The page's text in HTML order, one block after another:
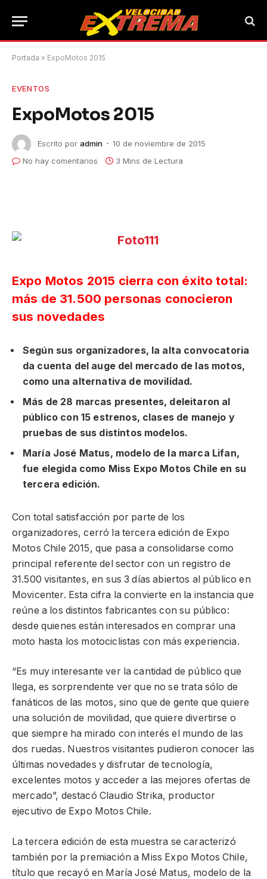
Portada » ExpoMotos 2015
EVENTOS
ExpoMotos 2015
Escrito por admin
10 de noviembre de 2015
No hay comentarios
3 Mins de Lectura
Expo Motos 2015 cierra con éxito total:
más de 31.500 personas conocieron
sus novedades
Según sus organizadores, la alta convocatoria
da cuenta del auge del mercado de las motos,
como una alternativa de movilidad.
Más de 28 marcas presentes, deleitaron al
público con 15 estrenos, clases de manejo y
pruebas de sus distintos modelos.
María José Matus, modelo de la marca Lifan,
fue elegida como Miss Expo Motos Chile en su
tercera edición.
Con total satisfacción por parte de los
organizadores, cerró la tercera edición de Expo
Motos Chile 2015, que pasa a consolidarse como
principal referente del sector con un registro de
31.500 visitantes, en sus 3 días abiertos al público en
Movicenter. Esta cifra la convierte en la instancia que
reúne a los distintos fabricantes con su público:
desde quienes están interesados en comprar una
moto hasta los motociclistas con más experiencia.
“Es muy interesante ver la cantidad de público que
llega, es sorprendente ver que no se trata sólo de
fanáticos de las motos, sino que de gente que quiere
una solución de movilidad, que quiere divertirse o
que siempre ha mirado con interés el mundo de las
dos ruedas. Nuestros visitantes pudieron conocer las
últimas novedades y disfrutar de tecnología,
excelentes motos y acceder a las mejores ofertas de
mercado”, destacó Claudio Strika, productor
ejecutivo de Expo Motos Chile.
La tercera edición de esta muestra se caracterizó
también por la premiación a Miss Expo Motos Chile,
título que recayó en María José Matus, modelo de la